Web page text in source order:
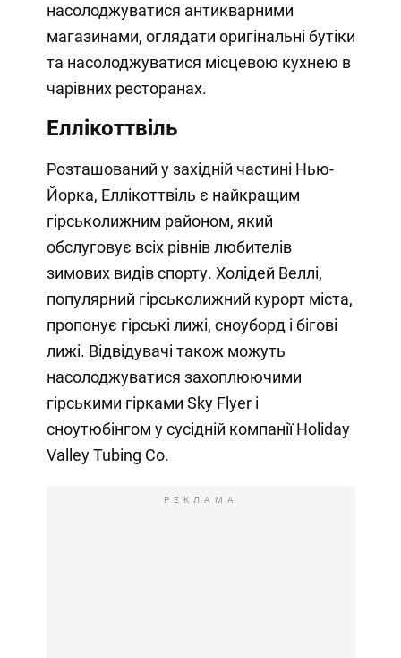
насолоджуватися антикварними
магазинами, оглядати оригінальні бутіки
та насолоджуватися місцевою кухнею в
чарівних ресторанах.
Еллікоттвіль
Розташований у західній частині Нью-
Йорка, Еллікоттвіль є найкращим
гірськолижним районом, який
обслуговує всіх рівнів любителів
зимових видів спорту. Холідей Веллі,
популярний гірськолижний курорт міста,
пропонує гірські лижі, сноуборд і бігові
лижі. Відвідувачі також можуть
насолоджуватися захоплюючими
гірськими гірками Sky Flyer і
сноутюбінгом у сусідній компанії Holiday
Valley Tubing Co.
РЕКЛАМА